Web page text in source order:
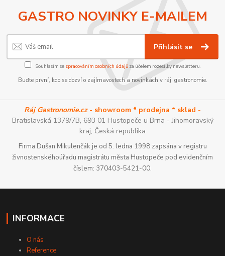
GASTRO NOVINKY E-MAILEM
Přihlásit se
Souhlasím se zpracováním osobních údajůza účelem rozesílky newsletteru.
Buďte první, kdo se dozví o zajímavostech a novinkách v ráji gastronomie.
Ráj Gastronomie.cz- showroom * prodejna * sklad -
Bratislavská 1379/7B, 693 01 Hustopeče u Brna - Jihomoravský
kraj, Česká republika
Firma Dušan Mikulenčák je od 5. ledna 1998 zapsána v registru
živnostenskéhoúřadu magistrátu města Hustopeče pod evidenčním
číslem: 370403-5421-00.
INFORMACE
O nás
Reference